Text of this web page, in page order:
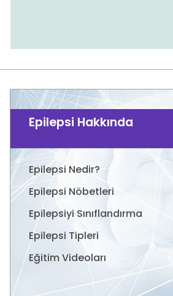
Epilepsi Hakkında
Epilepsi Nedir?
Epilepsi Nöbetleri
Epilepsiyi Sınıflandırma
Epilepsi Tipleri
Eğitim Videoları